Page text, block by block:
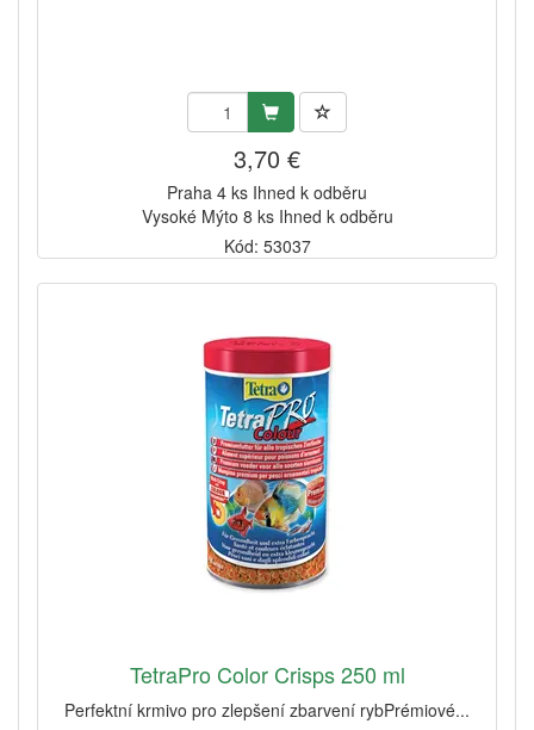
3,70 €
Praha 4 ks Ihned k odběru
Vysoké Mýto 8 ks Ihned k odběru
Kód: 53037
TetraPro Color Crisps 250 ml
Perfektní krmivo pro zlepšení zbarvení rybPrémiové...